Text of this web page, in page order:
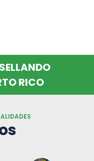
RICO